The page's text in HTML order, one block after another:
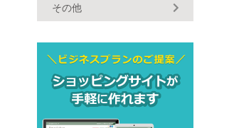
その他